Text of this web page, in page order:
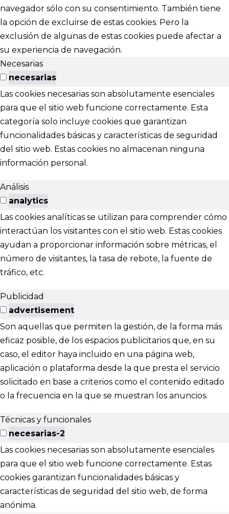
navegador sólo con su consentimiento. También tiene
la opción de excluirse de estas cookies. Pero la
exclusión de algunas de estas cookies puede afectar a
su experiencia de navegación.
Necesarias
necesarias
Las cookies necesarias son absolutamente esenciales
para que el sitio web funcione correctamente. Esta
categoría solo incluye cookies que garantizan
funcionalidades básicas y características de seguridad
del sitio web. Estas cookies no almacenan ninguna
información personal.
Análisis
analytics
Las cookies analíticas se utilizan para comprender cómo
interactúan los visitantes con el sitio web. Estas cookies
ayudan a proporcionar información sobre métricas, el
número de visitantes, la tasa de rebote, la fuente de
tráfico, etc.
Publicidad
advertisement
Son aquellas que permiten la gestión, de la forma más
eficaz posible, de los espacios publicitarios que, en su
caso, el editor haya incluido en una página web,
aplicación o plataforma desde la que presta el servicio
solicitado en base a criterios como el contenido editado
o la frecuencia en la que se muestran los anuncios.
Técnicas y funcionales
necesarias-2
Las cookies necesarias son absolutamente esenciales
para que el sitio web funcione correctamente. Estas
cookies garantizan funcionalidades básicas y
características de seguridad del sitio web, de forma
anónima.